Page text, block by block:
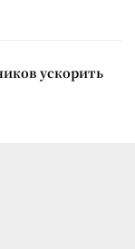
ускорить